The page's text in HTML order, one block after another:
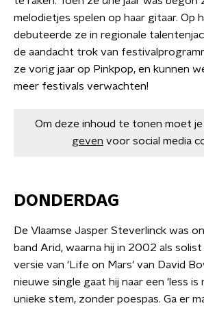
melodietjes spelen op haar gitaar. Op
debuteerde ze in regionale
de aandacht trok van
ze vorig jaar op Pinkpop, en kunnen
meer festivals verwachten!
Om deze inhoud te tonen moet je
geven voor social media
DONDERDAG
De Vlaamse Jasper Steverlinck was
band Arid, waarna hij in 2002 als
versie van 'Life on Mars' van David
nieuwe single gaat hij naar een 'less is
unieke stem, zonder poespas. Ga er